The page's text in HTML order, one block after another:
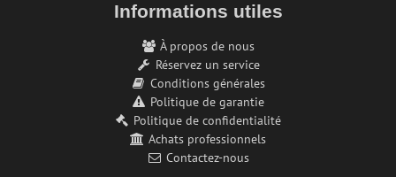
Informations utiles
À propos de nous
Réservez un service
Conditions générales
Politique de garantie
Politique de confidentialité
Achats professionnels
Contactez-nous